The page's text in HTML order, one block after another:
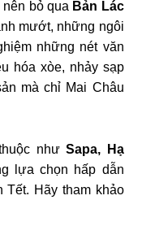
nên bỏ qua Bản Lác
mướt, những ngôi
những nét văn
hóa xòe, nhảy sạp
mà chỉ Mai Châu
nhưSapa, Hạ
lựa chọn hấp dẫn
Tết. Hãy tham khảo